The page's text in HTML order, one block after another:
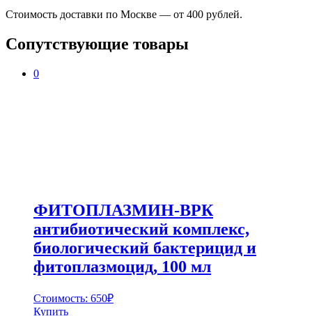
Стоимость доставки по Москве — от 400 рублей.
Сопутствующие товары
0
ФИТОПЛАЗМИН-ВРК
антибиотический комплекс,
биологический бактерицид и
фитоплазмоцид, 100 мл
Стоимость: 650₽
Купить